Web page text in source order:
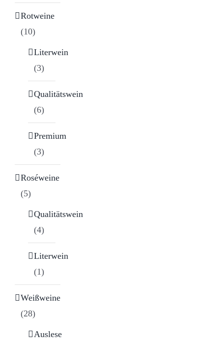
Rotweine
(10)
Literwein
(3)
Qualitätswein
(6)
Premium
(3)
Roséweine
(5)
Qualitätswein
(4)
Literwein
(1)
Weißweine
(28)
Auslese